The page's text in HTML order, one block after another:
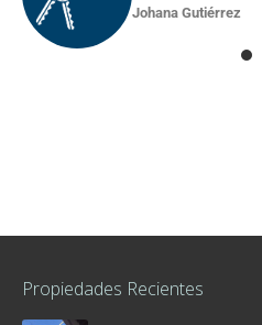
Johana Gutiérrez
Propiedades Recientes